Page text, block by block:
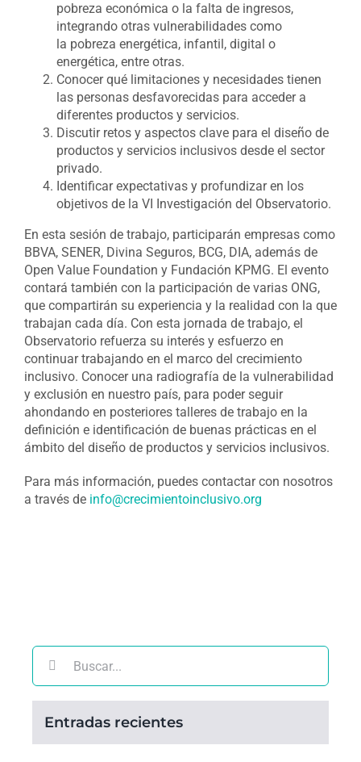
pobreza económica o la falta de ingresos,
integrando otras vulnerabilidades como
la pobreza energética, infantil, digital o
energética, entre otras.
Conocer qué limitaciones y necesidades tienen
las personas desfavorecidas para acceder a
diferentes productos y servicios.
Discutir retos y aspectos clave para el diseño de
productos y servicios inclusivos desde el sector
privado.
Identificar expectativas y profundizar en los
objetivos de la VI Investigación del Observatorio.
En esta sesión de trabajo, participarán empresas como
BBVA, SENER, Divina Seguros, BCG, DIA, además de
Open Value Foundation y Fundación KPMG. El evento
contará también con la participación de varias ONG,
que compartirán su experiencia y la realidad con la que
trabajan cada día. Con esta jornada de trabajo, el
Observatorio refuerza su interés y esfuerzo en
continuar trabajando en el marco del crecimiento
inclusivo. Conocer una radiografía de la vulnerabilidad
y exclusión en nuestro país, para poder seguir
ahondando en posteriores talleres de trabajo en la
definición e identificación de buenas prácticas en el
ámbito del diseño de productos y servicios inclusivos.
Para más información, puedes contactar con nosotros
a través de info@crecimientoinclusivo.org
Buscar:
Entradas recientes